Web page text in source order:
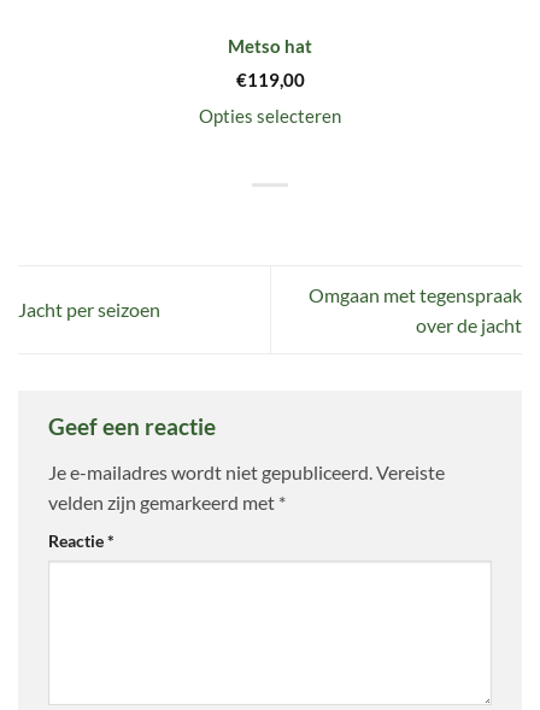
Metso hat
€119,00
Opties selecteren
Jacht per seizoen
Omgaan met tegenspraak
over de jacht
Geef een reactie
Je e-mailadres wordt niet gepubliceerd. Vereiste
velden zijn gemarkeerd met *
Reactie*